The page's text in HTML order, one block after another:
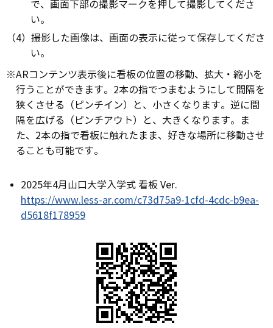
で、画面下部の撮影マークを押して撮影してくださ
い。
（4）撮影した画像は、画面の表示に従って保存してくださ
い。
※ARコンテンツ表示後に看板の位置の移動、拡大・縮小を
行うことができます。2本の指でつまむようにして間隔を
狭くさせる（ピンチイン）と、小さくなります。逆に間
隔を広げる（ピンチアウト）と、大きくなります。ま
た、2本の指で看板に触れたまま、好きな場所に移動させ
ることも可能です。
2025年4月山口大学入学式 看板 Ver.
https://www.less-ar.com/c73d75a9-1cfd-4cdc-b9ea-
d5618f178959